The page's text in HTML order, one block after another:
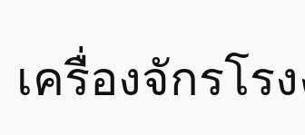
ครื่องจักรโร